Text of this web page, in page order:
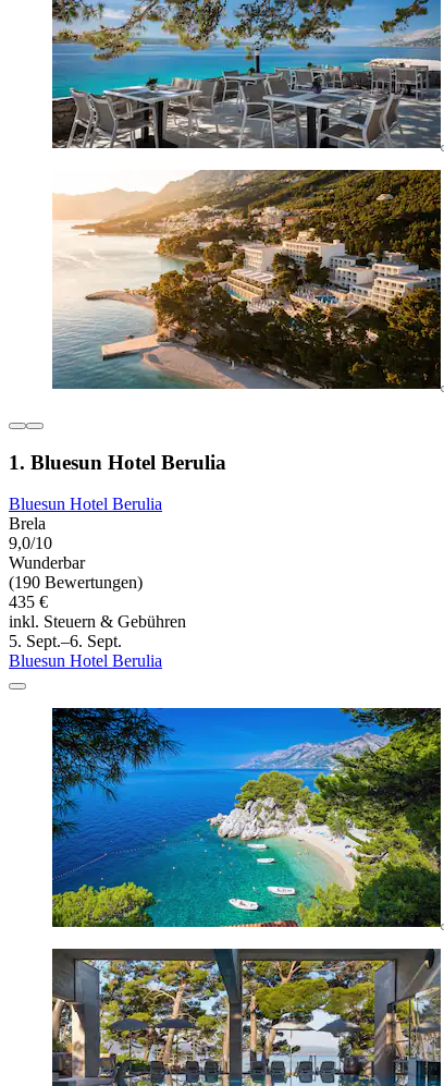
1. Bluesun Hotel Berulia
Bluesun Hotel Berulia
Brela
9,0/10
Wunderbar
(190 Bewertungen)
435 €
inkl. Steuern & Gebühren
5. Sept.–6. Sept.
Bluesun Hotel Berulia